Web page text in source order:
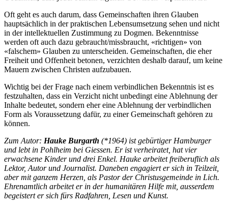
Oft geht es auch darum, dass Gemeinschaften ihren Glauben
hauptsächlich in der praktischen Lebensumsetzung sehen und nicht
in der intellektuellen Zustimmung zu Dogmen. Bekenntnisse
werden oft auch dazu gebraucht/missbraucht, «richtigen» von
«falschem» Glauben zu unterscheiden. Gemeinschaften, die eher
Freiheit und Offenheit betonen, verzichten deshalb darauf, um keine
Mauern zwischen Christen aufzubauen.
Wichtig bei der Frage nach einem verbindlichen Bekenntnis ist es
festzuhalten, dass ein Verzicht nicht unbedingt eine Ablehnung der
Inhalte bedeutet, sondern eher eine Ablehnung der verbindlichen
Form als Voraussetzung dafür, zu einer Gemeinschaft gehören zu
können.
Zum Autor: Hauke Burgarth (*1964) ist gebürtiger Hamburger
und lebt in Pohlheim bei Giessen. Er ist verheiratet, hat vier
erwachsene Kinder und drei Enkel. Hauke arbeitet freiberuflich als
Lektor, Autor und Journalist. Daneben engagiert er sich in Teilzeit,
aber mit ganzem Herzen, als Pastor der Christusgemeinde in Lich.
Ehrenamtlich arbeitet er in der humanitären Hilfe mit, ausserdem
begeistert er sich fürs Radfahren, Lesen und Kunst.